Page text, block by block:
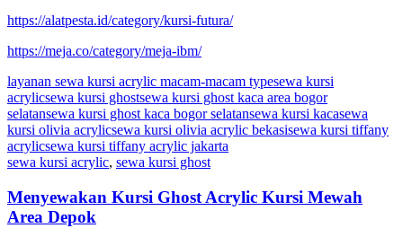
https://alatpesta.id/category/kursi-futura/
https://meja.co/category/meja-ibm/
layanan sewa kursi acrylic macam-macam typesewa kursi
acrylicsewa kursi ghostsewa kursi ghost kaca area bogor
selatansewa kursi ghost kaca bogor selatansewa kursi kacasewa
kursi olivia acrylicsewa kursi olivia acrylic bekasisewa kursi tiffany
acrylicsewa kursi tiffany acrylic jakarta
sewa kursi acrylic, sewa kursi ghost
Menyewakan Kursi Ghost Acrylic Kursi Mewah
Area Depok